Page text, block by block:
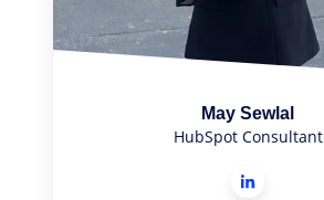
May Sewlal
HubSpot Consultant